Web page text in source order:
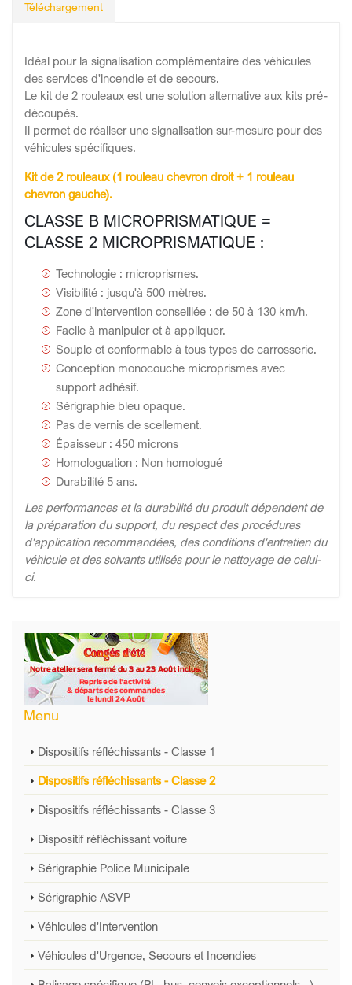
Téléchargement
Idéal pour la signalisation complémentaire des véhicules
des services d'incendie et de secours.
Le kit de 2 rouleaux est une solution alternative aux kits pré-
découpés.
Il permet de réaliser une signalisation sur-mesure pour des
véhicules spécifiques.
Kit de 2 rouleaux (1 rouleau chevron droit + 1 rouleau
chevron gauche).
CLASSE B MICROPRISMATIQUE =
CLASSE 2 MICROPRISMATIQUE :
Technologie : microprismes.
Visibilité : jusqu'à 500 mètres.
Zone d'intervention conseillée : de 50 à 130 km/h.
Facile à manipuler et à appliquer.
Souple et conformable à tous types de carrosserie.
Conception monocouche microprismes avec
support adhésif.
Sérigraphie bleu opaque.
Pas de vernis de scellement.
Épaisseur : 450 microns
Homologuation : Non homologué
Durabilité 5 ans.
Les performances et la durabilité du produit dépendent de
la préparation du support, du respect des procédures
d'application recommandées, des conditions d'entretien du
véhicule et des solvants utilisés pour le nettoyage de celui-
ci.
Menu
Dispositifs réfléchissants - Classe 1
Dispositifs réfléchissants - Classe 2
Dispositifs réfléchissants - Classe 3
Dispositif réfléchissant voiture
Sérigraphie Police Municipale
Sérigraphie ASVP
Véhicules d'Intervention
Véhicules d'Urgence, Secours et Incendies